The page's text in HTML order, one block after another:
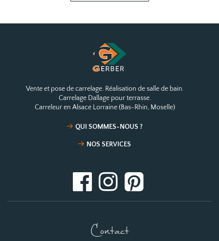
Vente et pose de carrelage. Réalisation de salle de bain.
Carrelage Dallage pour terrasse.
Carreleur en Alsace Lorraine (Bas-Rhin, Moselle)
QUI SOMMES-NOUS ?
NOS SERVICES